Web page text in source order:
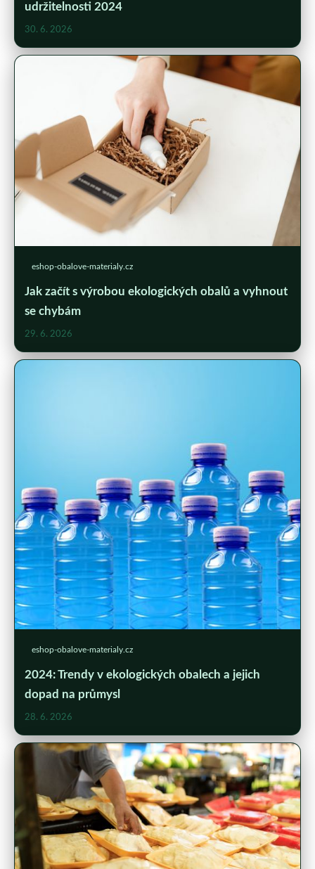
udržitelnosti 2024
30. 6. 2026
eshop-obalove-materialy.cz
Jak začít s výrobou ekologických obalů a vyhnout
se chybám
29. 6. 2026
eshop-obalove-materialy.cz
2024: Trendy v ekologických obalech a jejich
dopad na průmysl
28. 6. 2026